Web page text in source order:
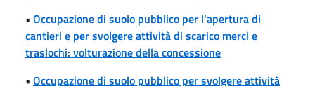
• Occupazione di suolo pubblico per l'apertura di
cantieri e per svolgere attività di scarico merci e
traslochi: volturazione della concessione
• Occupazione di suolo pubblico per svolgere attività